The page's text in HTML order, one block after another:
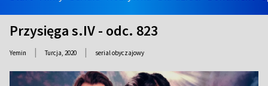
Przysięga s.IV - odc. 823
Yemin | Turcja, 2020 | serial obyczajowy